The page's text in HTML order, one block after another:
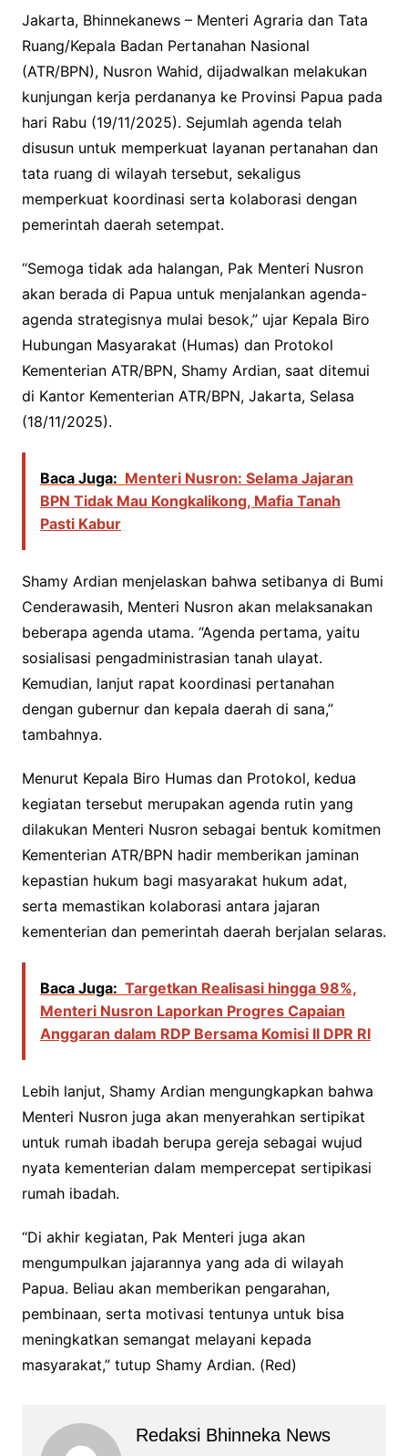
Jakarta, Bhinnekanews – Menteri Agraria dan Tata
Ruang/Kepala Badan Pertanahan Nasional
(ATR/BPN), Nusron Wahid, dijadwalkan melakukan
kunjungan kerja perdananya ke Provinsi Papua pada
hari Rabu (19/11/2025). Sejumlah agenda telah
disusun untuk memperkuat layanan pertanahan dan
tata ruang di wilayah tersebut, sekaligus
memperkuat koordinasi serta kolaborasi dengan
pemerintah daerah setempat.
“Semoga tidak ada halangan, Pak Menteri Nusron
akan berada di Papua untuk menjalankan agenda-
agenda strategisnya mulai besok,” ujar Kepala Biro
Hubungan Masyarakat (Humas) dan Protokol
Kementerian ATR/BPN, Shamy Ardian, saat ditemui
di Kantor Kementerian ATR/BPN, Jakarta, Selasa
(18/11/2025).
Baca Juga: Menteri Nusron: Selama Jajaran
BPN Tidak Mau Kongkalikong, Mafia Tanah
Pasti Kabur
Shamy Ardian menjelaskan bahwa setibanya di Bumi
Cenderawasih, Menteri Nusron akan melaksanakan
beberapa agenda utama. “Agenda pertama, yaitu
sosialisasi pengadministrasian tanah ulayat.
Kemudian, lanjut rapat koordinasi pertanahan
dengan gubernur dan kepala daerah di sana,”
tambahnya.
Menurut Kepala Biro Humas dan Protokol, kedua
kegiatan tersebut merupakan agenda rutin yang
dilakukan Menteri Nusron sebagai bentuk komitmen
Kementerian ATR/BPN hadir memberikan jaminan
kepastian hukum bagi masyarakat hukum adat,
serta memastikan kolaborasi antara jajaran
kementerian dan pemerintah daerah berjalan selaras.
Baca Juga: Targetkan Realisasi hingga 98%,
Menteri Nusron Laporkan Progres Capaian
Anggaran dalam RDP Bersama Komisi II DPR RI
Lebih lanjut, Shamy Ardian mengungkapkan bahwa
Menteri Nusron juga akan menyerahkan sertipikat
untuk rumah ibadah berupa gereja sebagai wujud
nyata kementerian dalam mempercepat sertipikasi
rumah ibadah.
“Di akhir kegiatan, Pak Menteri juga akan
mengumpulkan jajarannya yang ada di wilayah
Papua. Beliau akan memberikan pengarahan,
pembinaan, serta motivasi tentunya untuk bisa
meningkatkan semangat melayani kepada
masyarakat,” tutup Shamy Ardian. (Red)
Redaksi Bhinneka News